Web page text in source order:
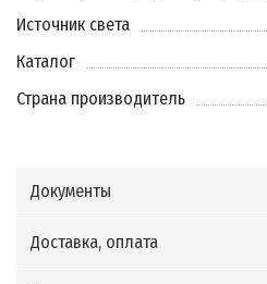
Источник света
Каталог
Страна производитель
Документы
Доставка, оплата